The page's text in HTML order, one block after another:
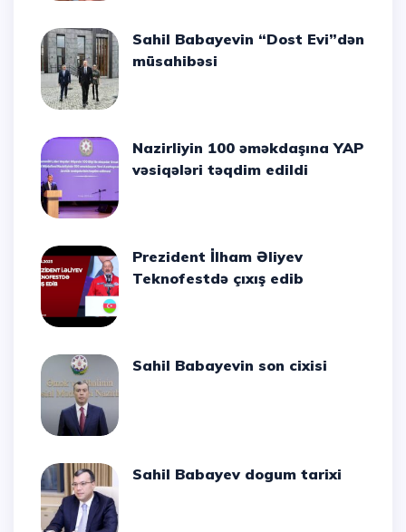
Sahil Babayevin “Dost Evi”dən
müsahibəsi
Nazirliyin 100 əməkdaşına YAP
vəsiqələri təqdim edildi
Prezident İlham Əliyev
Teknofestdə çıxış edib
Sahil Babayevin son cixisi
Sahil Babayev dogum tarixi